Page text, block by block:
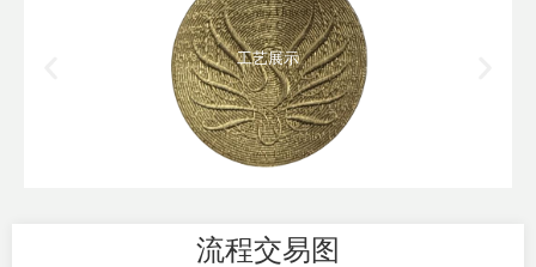
工艺展示
流程交易图